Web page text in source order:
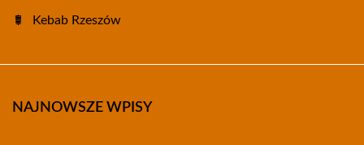
Kebab Rzeszów
NAJNOWSZE WPISY